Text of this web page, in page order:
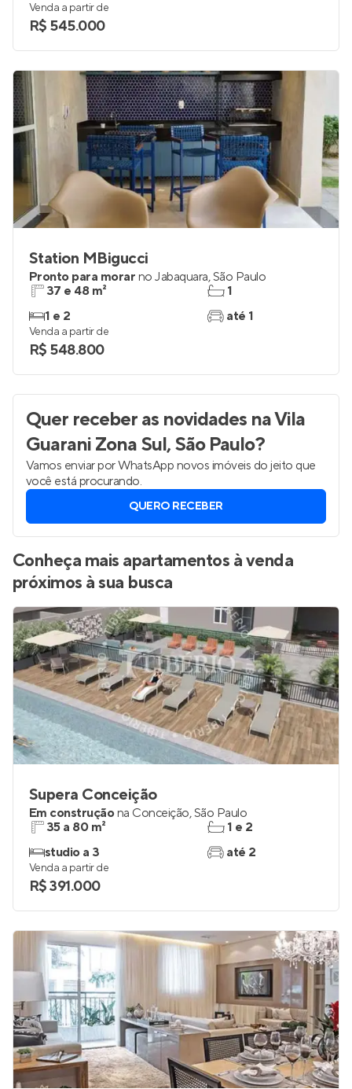
Venda a partir de
R$ 545.000
Station MBigucci
Pronto para morar no Jabaquara,São Paulo
37 e 48 m²
1 e 2
1
até 1
Venda a partir de
R$ 548.800
Quer receber as novidades na Vila
Guarani Zona Sul, São Paulo?
Vamos enviar por WhatsApp novos imóveis do jeito que
você está procurando.
QUERO RECEBER
Conheça mais apartamentos à venda
próximos à sua busca
Supera Conceição
Em construçãona Conceição,São Paulo
35 a 80 m²
studio a 3
1 e 2
até 2
Venda a partir de
R$ 391.000